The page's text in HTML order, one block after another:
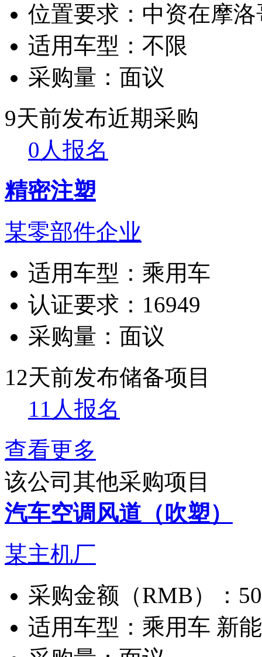
位置要求： 中资在摩
适用车型： 不限
采购量： 面议
9天前发布近期采购
0人报名
精密注塑
某零部件企业
适用车型： 乘用车
认证要求： 16949
采购量： 面议
12天前发布储备项目
11人报名
查看更多
该公司其他采购项目
汽车空调风道（吹塑）
某主机厂
采购金额（RMB）：
适用车型： 乘用车 新